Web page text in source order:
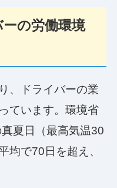
の労働環境
、ドライバーの業
ています。環境省
夏日（最高気温30
均で70日を超え、